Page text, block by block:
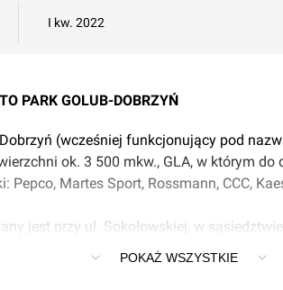
I kw. 2022
PARK GOLUB-DOBRZYŃ
(wcześniej funkcjonujący pod
ok. 3 500 mkw., GLA, w którym
Pepco, Martes Sport, Rossmann, CCC,
jest przy ul. Sokołowskiej, w
sieci Biedronka oraz dworca PKS.
POKAŻ WSZYSTKIE